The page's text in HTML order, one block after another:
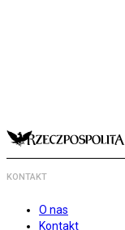
KONTAKT
O nas
Kontakt